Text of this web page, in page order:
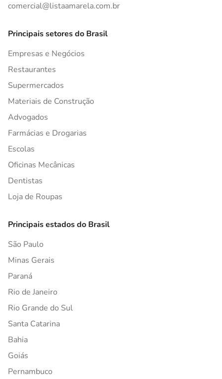
comercial@listaamarela.com.br
Principais setores do Brasil
Empresas e Negócios
Restaurantes
Supermercados
Materiais de Construção
Advogados
Farmácias e Drogarias
Escolas
Oficinas Mecânicas
Dentistas
Loja de Roupas
Principais estados do Brasil
São Paulo
Minas Gerais
Paraná
Rio de Janeiro
Rio Grande do Sul
Santa Catarina
Bahia
Goiás
Pernambuco